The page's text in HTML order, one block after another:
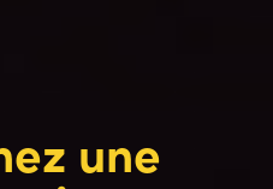
une